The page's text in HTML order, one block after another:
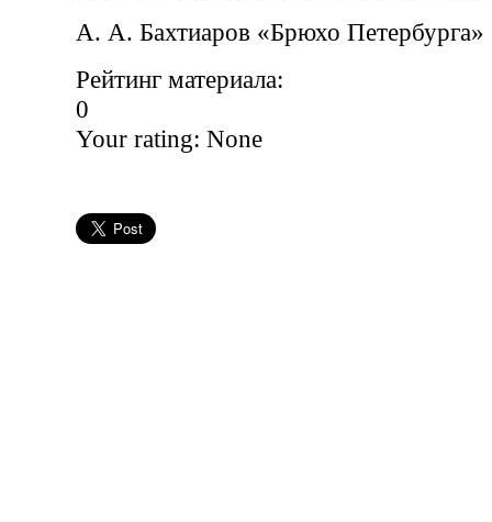
А. А. Бахтиаров «Брюхо Петербурга»
Рейтинг материала:
0
Your rating: None